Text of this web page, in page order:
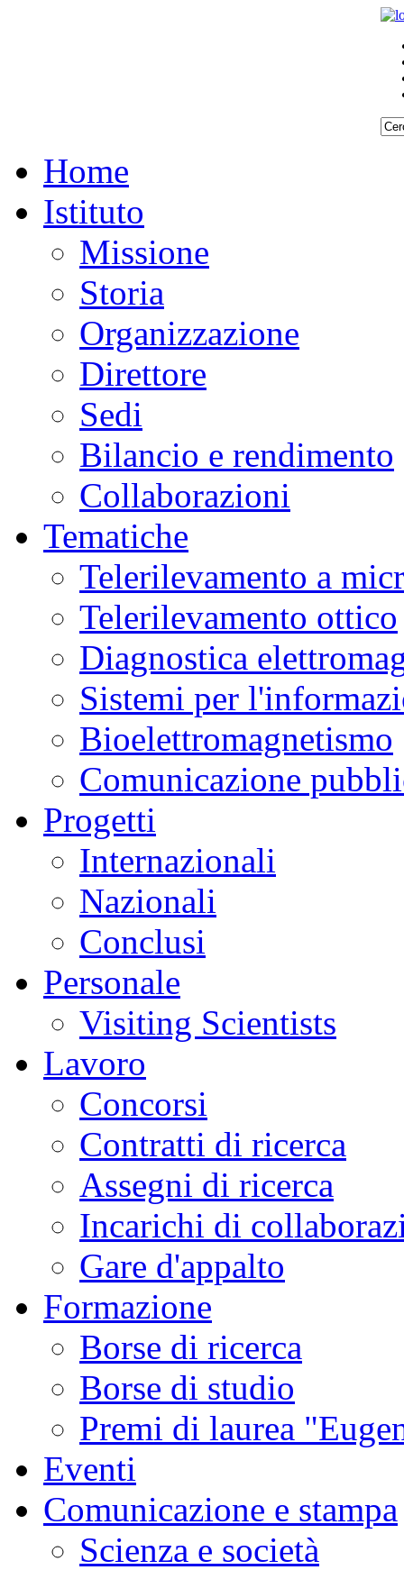
Home
Istituto
Missione
Storia
Organizzazione
Direttore
Sedi
Bilancio e rendimento
Collaborazioni
Tematiche
Telerilevamento a
Telerilevamento ottico
Diagnostica
Sistemi per
Bioelettromagnetismo
Comunicazione
Progetti
Internazionali
Nazionali
Conclusi
Personale
Visiting Scientists
Lavoro
Concorsi
Contratti di ricerca
Assegni di ricerca
Incarichi di
Gare d'appalto
Formazione
Borse di ricerca
Borse di studio
Premi di laurea
Eventi
Comunicazione e stampa
Scienza e società